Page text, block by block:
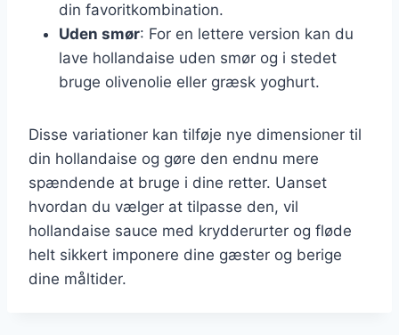
din favoritkombination.
Uden smør: For en lettere version kan du
lave hollandaise uden smør og i stedet
bruge olivenolie eller græsk yoghurt.
Disse variationer kan tilføje nye dimensioner til
din hollandaise og gøre den endnu mere
spændende at bruge i dine retter. Uanset
hvordan du vælger at tilpasse den, vil
hollandaise sauce med krydderurter og fløde
helt sikkert imponere dine gæster og berige
dine måltider.